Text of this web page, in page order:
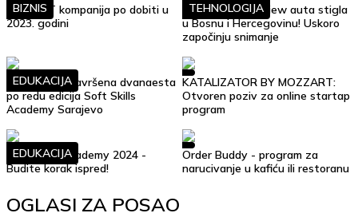
Top 10 IT kompanija po dobiti u
2023. godini
BIZNIS
Google Street View auta stigla
u Bosnu i Hercegovinu! Uskoro
započinju snimanje
TEHNOLOGIJA
Uspješno je završena dvanaesta
po redu edicija Soft Skills
Academy Sarajevo
EDUKACIJA
KATALIZATOR BY MOZZART:
Otvoren poziv za online startap
program
Soft Skills Academy 2024 -
Budite korak ispred!
EDUKACIJA
Order Buddy - program za
narucivanje u kafiću ili restoranu
OGLASI ZA POSAO